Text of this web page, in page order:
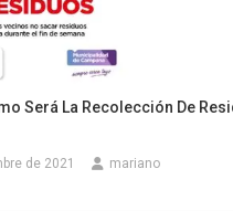
Será La Recolección De
de 2021 mariano